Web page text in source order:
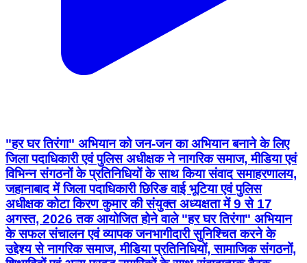
"हर घर तिरंगा" अभियान को जन-जन का अभियान बनाने के लिए
जिला पदाधिकारी एवं पुलिस अधीक्षक ने नागरिक समाज, मीडिया एवं
अगस्त, 2026 तक आयोजित होने वाले "हर घर तिरंगा" अभियान
के सफल संचालन एवं व्यापक जनभागीदारी सुनिश्चित करने के
उद्देश्य से नागरिक समाज, मीडिया प्रतिनिधियों, सामाजिक संगठनों,
शिक्षाविदों एवं अन्य प्रबुद्ध नागरिकों के साथ संवादात्मक बैठक
आयोजित की गई। बैठक में जिला पदाधिकारी ने कहा कि "हर घर
तिरंगा" अभियान राष्ट्र के प्रति सम्मान, एकता एवं नागरिक कर्तव्य
की भावना को जन-जन तक पहुँचाने का महत्वपूर्ण माध्यम है। उन्होंने
सभी उपस्थित प्रतिनिधियों से अपने-अपने स्तर पर अधिकाधिक